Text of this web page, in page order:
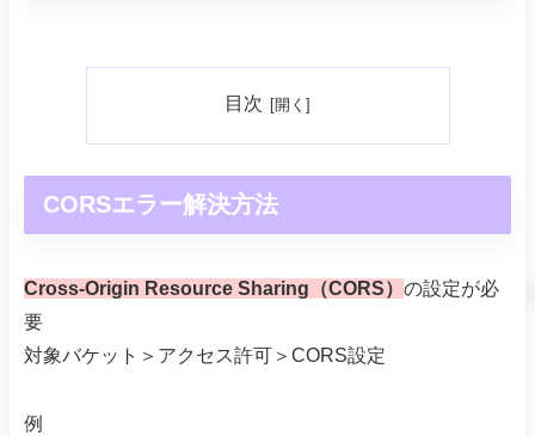
目次
CORSエラー解決方法
Cross-Origin Resource Sharing（CORS） の設定が必
要
対象バケット＞アクセス許可＞CORS設定
例